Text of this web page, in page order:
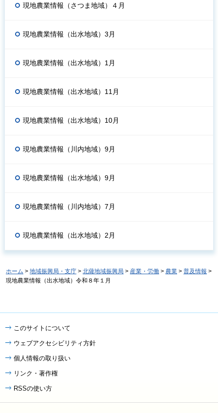
現地農業情報（さつま地域）４月
現地農業情報（出水地域）3月
現地農業情報（出水地域）1月
現地農業情報（出水地域）11月
現地農業情報（出水地域）10月
現地農業情報（川内地域）9月
現地農業情報（出水地域）9月
現地農業情報（川内地域）7月
現地農業情報（出水地域）2月
ホーム > 地域振興局・支庁 > 北薩地域振興局 > 産業・労働 > 農業 > 普及情報 >
現地農業情報（出水地域）令和８年１月
このサイトについて
ウェブアクセシビリティ方針
個人情報の取り扱い
リンク・著作権
RSSの使い方